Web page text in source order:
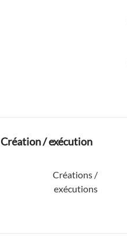
Création / exécution
Créations /
exécutions